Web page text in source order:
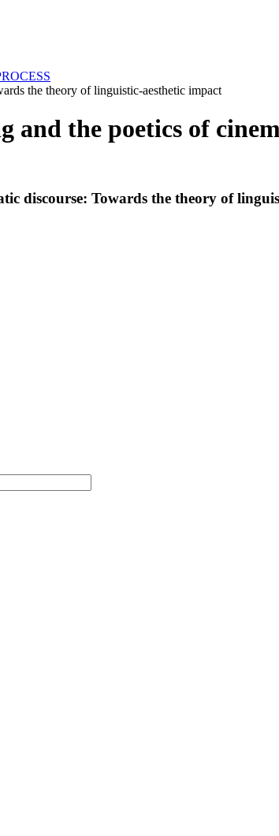
the theory of linguistic-aesthetic impact
the poetics of
discourse: Towards the theory of